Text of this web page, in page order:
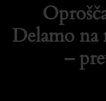
Delamo na
–